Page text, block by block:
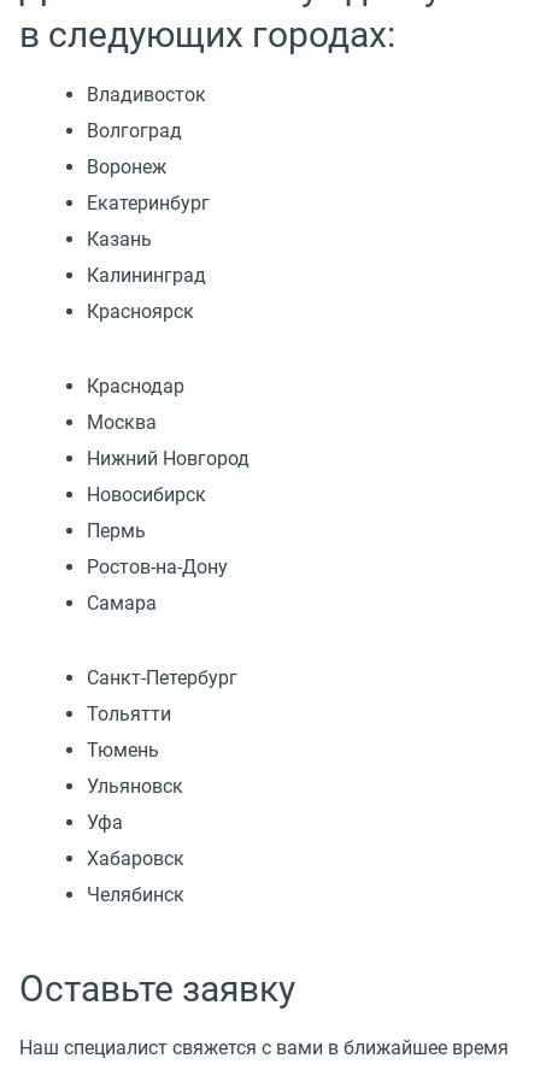
в следующих городах:
Владивосток
Волгоград
Воронеж
Екатеринбург
Казань
Калининград
Красноярск
Краснодар
Москва
Нижний Новгород
Новосибирск
Пермь
Ростов-на-Дону
Самара
Санкт-Петербург
Тольятти
Тюмень
Ульяновск
Уфа
Хабаровск
Челябинск
Оставьте заявку
Наш специалист свяжется с вами в ближайшее время